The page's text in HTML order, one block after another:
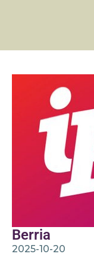
Berria
2025-10-20